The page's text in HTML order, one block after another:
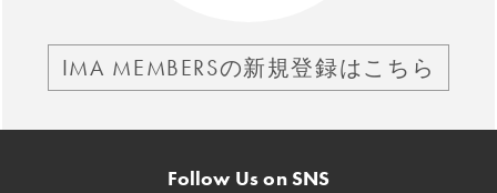
IMA MEMBERSの新規登録はこちら
Follow Us on SNS